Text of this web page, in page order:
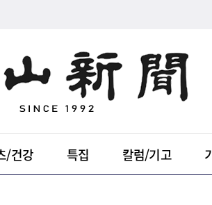
/건강 특집 칼럼/기고